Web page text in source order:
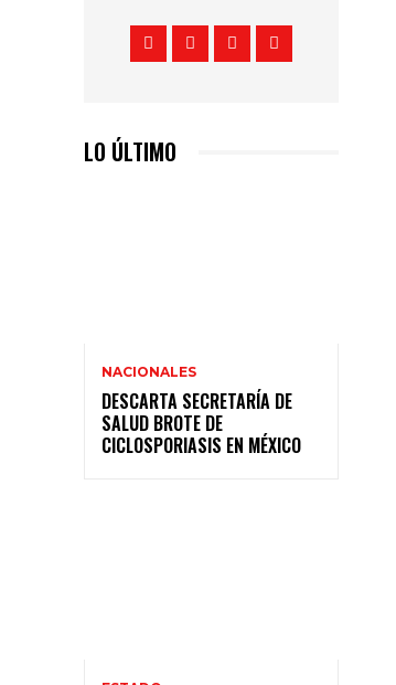
LO ÚLTIMO
NACIONALES
DESCARTA SECRETARÍA DE
SALUD BROTE DE
CICLOSPORIASIS EN MÉXICO